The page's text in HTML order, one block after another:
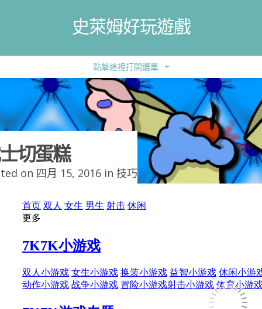
史萊姆好玩遊戲
點擊這裡打開選單 +
切蛋糕
on 四月 15, 2016 in 技巧